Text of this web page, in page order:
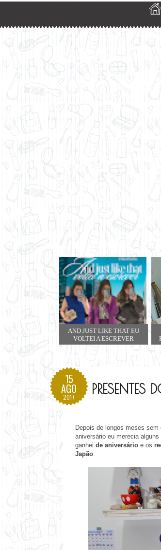
AND JUST LIKE THAT EU
VOLTEI A ESCREVER
15
AGO
2017
Depois de longos meses sem
aniversário eu merecia
ganhei de aniversário e os
Japão.